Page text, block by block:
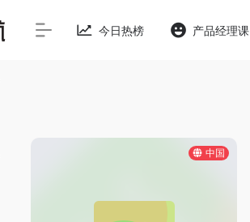
今日热榜 产品经理课
中国